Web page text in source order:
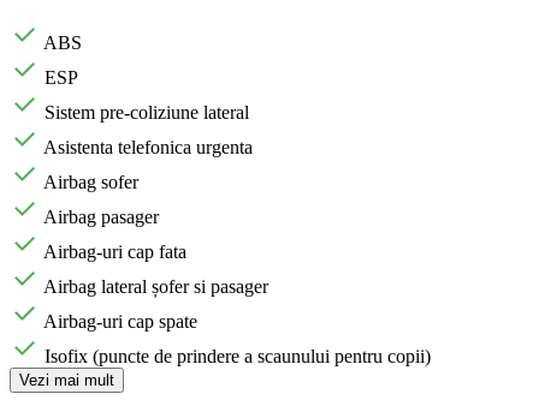
ABS
ESP
Sistem pre-coliziune lateral
Asistenta telefonica urgenta
Airbag sofer
Airbag pasager
Airbag-uri cap fata
Airbag lateral șofer si pasager
Airbag-uri cap spate
Isofix (puncte de prindere a scaunului pentru copii)
Vezi mai mult